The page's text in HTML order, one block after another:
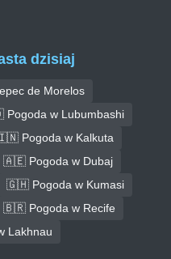
dzisiaj
de Morelos
w Lubumbashi
Pogoda w Kalkuta
🇦🇪 Pogoda w Dubaj
🇬🇭 Pogoda w Kumasi
🇧🇷 Pogoda w Recife
Lakhnau